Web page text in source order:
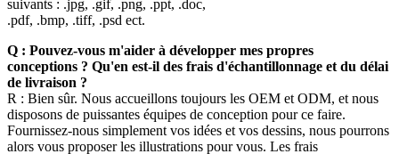
suivants : .jpg, .gif, .png, .ppt, .doc,
.pdf, .bmp, .tiff, .psd ect.
Q : Pouvez-vous m'aider à développer mes propres
conceptions ? Qu'en est-il des frais d'échantillonnage et du délai
de livraison ?
R : Bien sûr. Nous accueillons toujours les OEM et ODM, et nous
disposons de puissantes équipes de conception pour ce faire.
Fournissez-nous simplement vos idées et vos dessins, nous pourrons
alors vous proposer les illustrations pour vous. Les frais